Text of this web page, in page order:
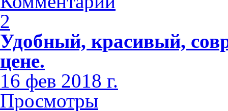
2
Удобный, красивый,
цене.
16 фев 2018 г.
Просмотры